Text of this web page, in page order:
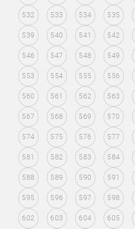
532 533 534 535
539 540 541 542
546 547 548 549
553 554 555 556
560 561 562 563
567 568 569 570
574 575 576 577
581 582 583 584
588 589 590 591
595 596 597 598
602 603 604 605